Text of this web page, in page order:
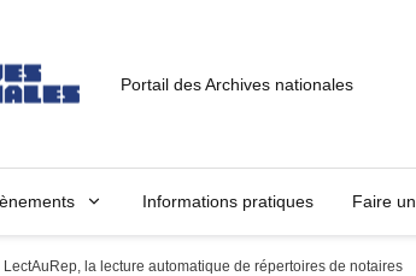
Portail des Archives nationales
Informations pratiques Faire
LectAuRep, la lecture automatique de répertoires de notaires